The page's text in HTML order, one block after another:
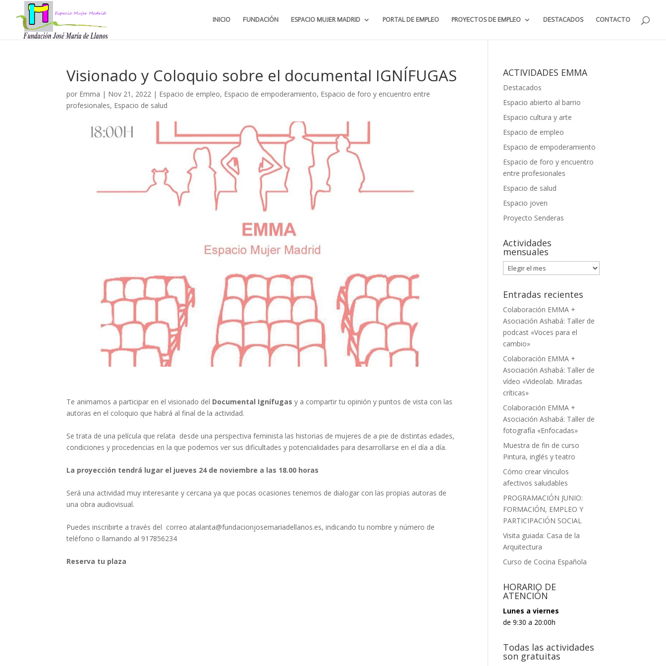
INICIO FUNDACIÓN ESPACIO MUJER MADRID PORTAL DE EMPLEO PROYECTOS DE EMPLEO DESTACADOS CONTACTO
Visionado y Coloquio sobre el documental IGNÍFUGAS
por Emma | Nov 21, 2022 | Espacio de empleo, Espacio de empoderamiento, Espacio de foro y encuentro entre
profesionales, Espacio de salud
Te animamos a participar en el visionado del Documental Ignífugas y a compartir tu opinión y puntos de vista con las
autoras en el coloquio que habrá al final de la actividad.
Se trata de una película que relata desde una perspectiva feminista las historias de mujeres de a pie de distintas edades,
condiciones y procedencias en la que podemos ver sus dificultades y potencialidades para desarrollarse en el día a día.
La proyección tendrá lugar el jueves 24 de noviembre a las 18.00 horas
Será una actividad muy interesante y cercana ya que pocas ocasiones tenemos de dialogar con las propias autoras de
una obra audiovisual.
Puedes inscribirte a través del correo atalanta@fundacionjosemariadellanos.es, indicando tu nombre y número de
teléfono o llamando al 917856234
Reserva tu plaza
ACTIVIDADES EMMA
Destacados
Espacio abierto al barrio
Espacio cultura y arte
Espacio de empleo
Espacio de empoderamiento
Espacio de foro y encuentro
entre profesionales
Espacio de salud
Espacio joven
Proyecto Senderas
Actividades
mensuales
Actividades
mensuales
Entradas recientes
Colaboración EMMA +
Asociación Ashabá: Taller de
podcast «Voces para el
cambio»
Colaboración EMMA +
Asociación Ashabá: Taller de
vídeo «Videolab. Miradas
críticas»
Colaboración EMMA +
Asociación Ashabá: Taller de
fotografía «Enfocadas»
Muestra de fin de curso
Pintura, inglés y teatro
Cómo crear vínculos
afectivos saludables
PROGRAMACIÓN JUNIO:
FORMACIÓN, EMPLEO Y
PARTICIPACIÓN SOCIAL
Visita guiada: Casa de la
Arquitectura
Curso de Cocina Española
HORARIO DE
ATENCIÓN
Lunes a viernes
de 9:30 a 20:00h
Todas las actividades
son gratuitas